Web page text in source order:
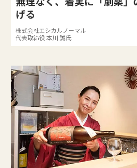
げる
株式会社エシカルノーマル
代表取締役 本川 誠氏